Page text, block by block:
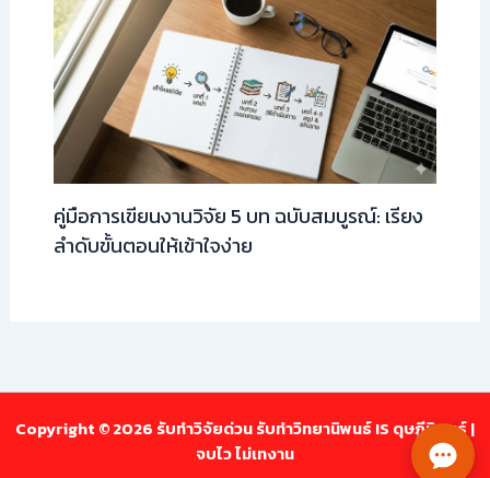
คู่มือการเขียนงานวิจัย 5 บท ฉบับสมบูรณ์: เรียง
ลำดับขั้นตอนให้เข้าใจง่าย
Copyright © 2026 รับทำวิจัยด่วน รับทำวิทยานิพนธ์ IS ดุษฎีนิพนธ์ |
จบไว ไม่เทงาน